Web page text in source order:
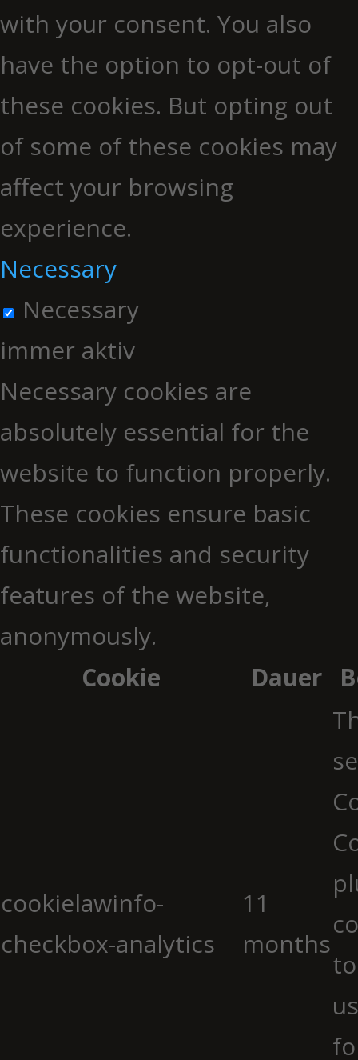
with your consent. You also
have the option to opt-out of
these cookies. But opting out
of some of these cookies may
affect your browsing
experience.
Necessary
Necessary
immer aktiv
Necessary cookies are
absolutely essential for the
website to function properly.
These cookies ensure basic
functionalities and security
features of the website,
anonymously.
Cookie
Dauer
cookielawinfo-
checkbox-analytics
11
months